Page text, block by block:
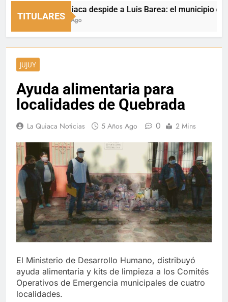
TITULARES
La Quiaca despide a Luis Barea: el municipio
1 Hora Ago
JUJUY
Ayuda alimentaria para
localidades de Quebrada
La Quiaca Noticias 5 Años Ago 0 2 Mins
El Ministerio de Desarrollo Humano, distribuyó
ayuda alimentaria y kits de limpieza a los Comités
Operativos de Emergencia municipales de cuatro
localidades.